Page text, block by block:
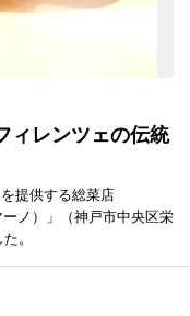
レンツェの伝統
提供する総菜店
ノ）」（神戸市中央区栄
。